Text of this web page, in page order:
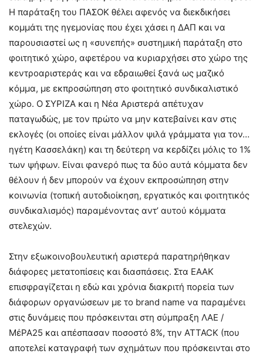
Η παράταξη του ΠΑΣΟΚ θέλει αφενός να διεκδικήσει
κομμάτι της ηγεμονίας που έχει χάσει η ΔΑΠ και να
παρουσιαστεί ως η «συνεπής» συστημική παράταξη στο
φοιτητικό χώρο, αφετέρου να κυριαρχήσει στο χώρο της
κεντροαριστεράς και να εδραιωθεί ξανά ως μαζικό
κόμμα, με εκπροσώπηση στο φοιτητικό συνδικαλιστικό
χώρο. Ο ΣΥΡΙΖΑ και η Νέα Αριστερά απέτυχαν
παταγωδώς, με τον πρώτο να μην κατεβαίνει καν στις
εκλογές (οι οποίες είναι μάλλον ψιλά γράμματα για τον…
ηγέτη Κασσελάκη) και τη δεύτερη να κερδίζει μόλις το 1%
των ψήφων. Είναι φανερό πως τα δύο αυτά κόμματα δεν
θέλουν ή δεν μπορούν να έχουν εκπροσώπηση στην
κοινωνία (τοπική αυτοδιοίκηση, εργατικός και φοιτητικός
συνδικαλισμός) παραμένοντας αντ’ αυτού κόμματα
στελεχών.
Στην εξωκοινοβουλευτική αριστερά παρατηρήθηκαν
διάφορες μετατοπίσεις και διασπάσεις. Στα ΕΑΑΚ
επισφραγίζεται η εδώ και χρόνια διακριτή πορεία των
διάφορων οργανώσεων με το brand name να παραμένει
στις δυνάμεις που πρόσκεινται στη σύμπραξη ΛΑΕ /
ΜέΡΑ25 και απέσπασαν ποσοστό 8%, την ATTACK (που
αποτελεί καταγραφή των σχημάτων που πρόσκεινται στο